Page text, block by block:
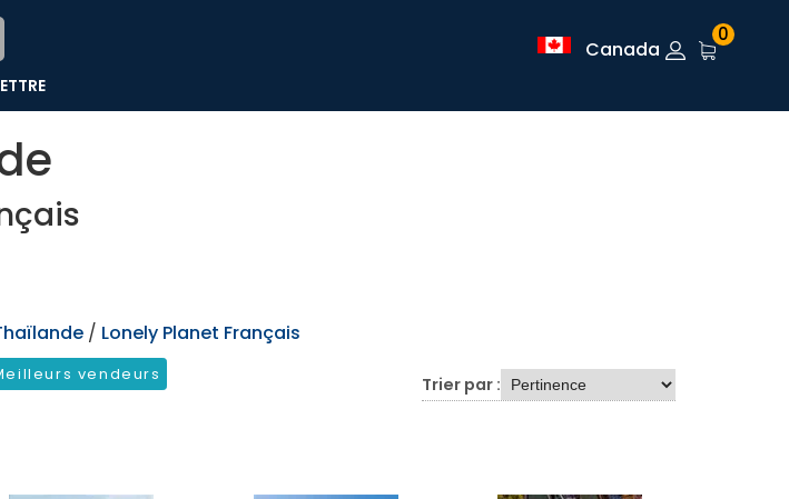
Canada
0
/ Lonely Planet Français
vendeurs Trier par :